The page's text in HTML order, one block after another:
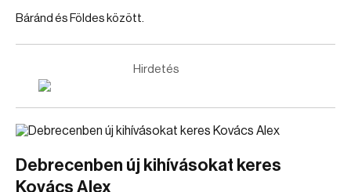
Báránd és Földes között.
Hirdetés
Debrecenben új kihívásokat keres
Kovács Alex